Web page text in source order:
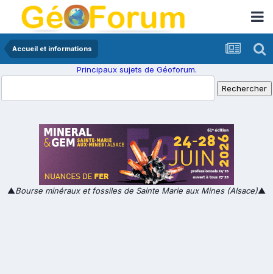
Accueil et informations
Principaux sujets de Géoforum.
▲Bourse minéraux et fossiles de Sainte Marie aux Mines (Alsace)▲